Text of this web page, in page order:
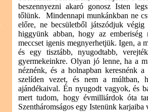
beszennyezni akaró gonosz Isten
tőlünk. Mindennapi munkánkban ne
előre, ne becsületből játszódjuk
higgyünk abban, hogy az
meccset igenis megnyerhetjük. Igen, a
és egy tisztább, nyugodtabb,
gyermekeinkre. Olyan jó lenne, ha a
néznénk, és a holnapban keresnénk
szelíden vezet, és nem a múltban,
ajándékaival. Én nyugodt vagyok, és
mert tudom, hogy évmilliárdok óta
Szentháromságos egy Istenünk karjaiba